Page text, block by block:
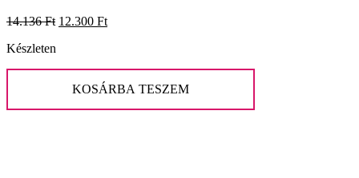
14.136Ft Original
12.300 FtCurrent
Készleten
Utolsó
KOSÁRBA TESZEM